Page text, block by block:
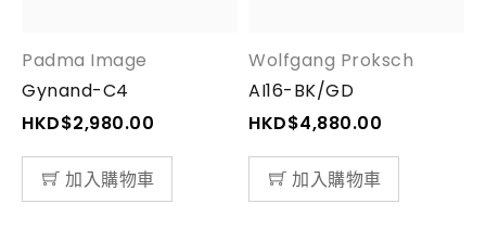
Padma Image
Gynand-C4
HKD$2,980.00
加入購物車
Wolfgang Proksch
AI16-BK/GD
HKD$4,880.00
加入購物車